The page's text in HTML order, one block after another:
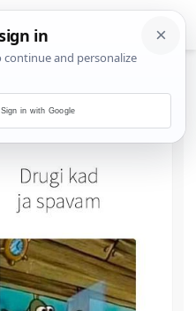
Sign in with Google